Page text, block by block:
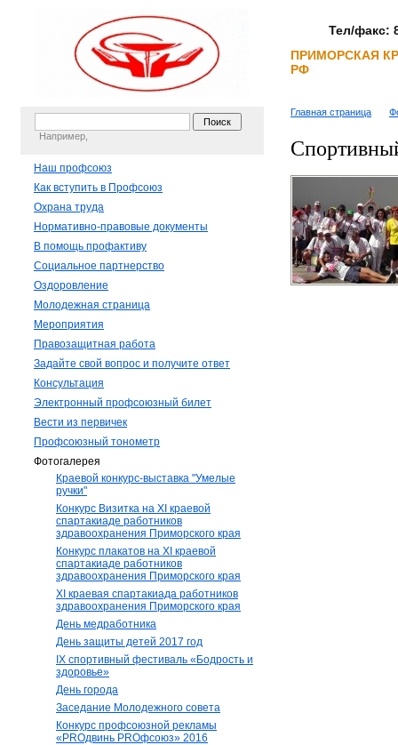
Тел/факс:
ПРИМОРСКАЯ
РФ
Например,
Наш профсоюз
Как вступить в Профсоюз
Охрана труда
Нормативно-правовые документы
В помощь профактиву
Социальное партнерство
Оздоровление
Молодежная страница
Мероприятия
Правозащитная работа
Задайте свой вопрос и получите ответ
Консультация
Электронный профсоюзный билет
Вести из первичек
Профсоюзный тонометр
Фотогалерея
Краевой конкурс-выставка "Умелые
ручки"
Конкурс Визитка на XI краевой
спартакиаде работников
здравоохранения Приморского края
Конкурс плакатов на XI краевой
спартакиаде работников
здравоохранения Приморского края
XI краевая спартакиада работников
здравоохранения Приморского края
День медработника
День защиты детей 2017 год
IX спортивный фестиваль «Бодрость и
здоровье»
День города
Заседание Молодежного совета
Конкурс профсоюзной рекламы
«PROдвинь РRОфсоюз» 2016
Главная страница